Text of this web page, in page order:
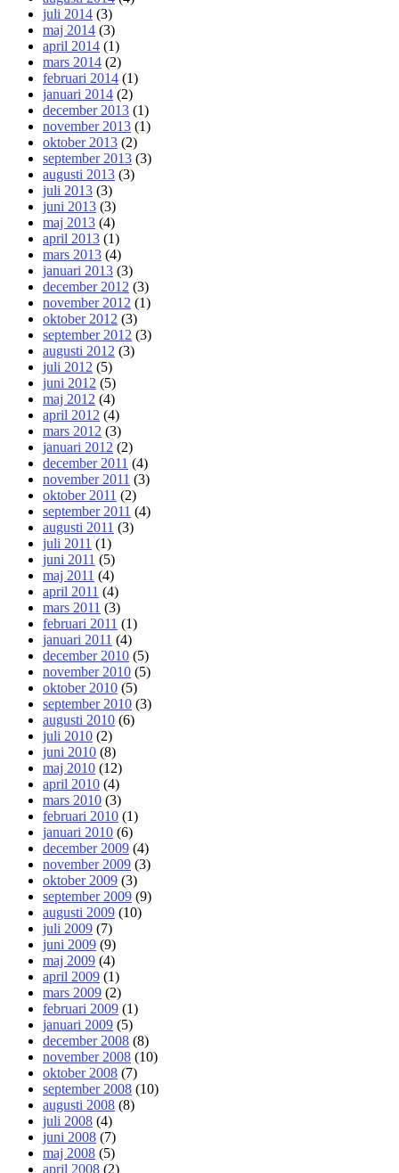
juli 2014 (3)
maj 2014 (3)
april 2014 (1)
mars 2014 (2)
februari 2014 (1)
januari 2014 (2)
december 2013 (1)
november 2013 (1)
oktober 2013 (2)
september 2013 (3)
augusti 2013 (3)
juli 2013 (3)
juni 2013 (3)
maj 2013 (4)
april 2013 (1)
mars 2013 (4)
januari 2013 (3)
december 2012 (3)
november 2012 (1)
oktober 2012 (3)
september 2012 (3)
augusti 2012 (3)
juli 2012 (5)
juni 2012 (5)
maj 2012 (4)
april 2012 (4)
mars 2012 (3)
januari 2012 (2)
december 2011 (4)
november 2011 (3)
oktober 2011 (2)
september 2011 (4)
augusti 2011 (3)
juli 2011 (1)
juni 2011 (5)
maj 2011 (4)
april 2011 (4)
mars 2011 (3)
februari 2011 (1)
januari 2011 (4)
december 2010 (5)
november 2010 (5)
oktober 2010 (5)
september 2010 (3)
augusti 2010 (6)
juli 2010 (2)
juni 2010 (8)
maj 2010 (12)
april 2010 (4)
mars 2010 (3)
februari 2010 (1)
januari 2010 (6)
december 2009 (4)
november 2009 (3)
oktober 2009 (3)
september 2009 (9)
augusti 2009 (10)
juli 2009 (7)
juni 2009 (9)
maj 2009 (4)
april 2009 (1)
mars 2009 (2)
februari 2009 (1)
januari 2009 (5)
december 2008 (8)
november 2008 (10)
oktober 2008 (7)
september 2008 (10)
augusti 2008 (8)
juli 2008 (4)
juni 2008 (7)
maj 2008 (5)
april 2008 (2)